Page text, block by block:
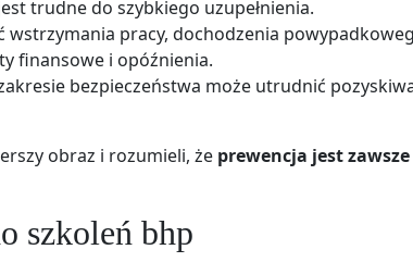
trudne do szybkiego uzupełnienia.
wstrzymania pracy, dochodzenia
finansowe i opóźnienia.
bezpieczeństwa może utrudnić
obraz i rozumieli, że prewencja jest
szkoleń bhp